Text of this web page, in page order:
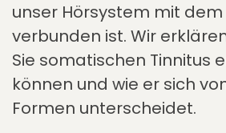
unser Hörsystem mit
verbunden ist. Wir
Sie somatischen Tinnitus
können und wie er sich
Formen unterscheidet.